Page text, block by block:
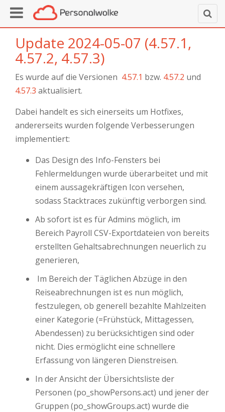
Update 2024-05-07 (4.57.1,
4.57.2, 4.57.3)
Es wurde auf die Versionen 4.57.1 bzw. 4.57.2 und
4.57.3 aktualisiert.
Dabei handelt es sich einerseits um Hotfixes,
andererseits wurden folgende Verbesserungen
implementiert:
Das Design des Info-Fensters bei
Fehlermeldungen wurde überarbeitet und mit
einem aussagekräftigen Icon versehen,
sodass Stacktraces zukünftig verborgen sind.
Ab sofort ist es für Admins möglich, im
Bereich Payroll CSV-Exportdateien von bereits
erstellten Gehaltsabrechnungen neuerlich zu
generieren,
Im Bereich der Täglichen Abzüge in den
Reiseabrechnungen ist es nun möglich,
festzulegen, ob generell bezahlte Mahlzeiten
einer Kategorie (=Frühstück, Mittagessen,
Abendessen) zu berücksichtigen sind oder
nicht. Dies ermöglicht eine schnellere
Erfassung von längeren Dienstreisen.
In der Ansicht der Übersichtsliste der
Personen (po_showPersons.act) und jener der
Gruppen (po_showGroups.act) wurde die